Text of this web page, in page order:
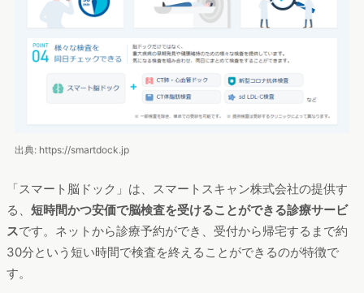
出典: https://smartdock.jp
「スマート脳ドック」は、スマートスキャン株式会社の提供す
る、 短時間かつ安価で脳検査を受けることができる診療サービ
スです。ネットから診療予約ができ、受付から帰宅するまで約
30分という短い時間で検査を終えることができるのが特徴で
す。